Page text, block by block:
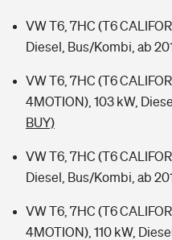
VW T6, 7HC (T6
Diesel, Bus/Kombi, ab
VW T6, 7HC (T6
4MOTION), 103 kW,
BUY)
VW T6, 7HC (T6
Diesel, Bus/Kombi, ab
VW T6, 7HC (T6
4MOTION), 110 kW,